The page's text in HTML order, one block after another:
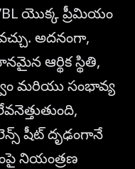
యొక్క ప్రీమియం
అదనంగా,
ఆర్థిక స్థితి,
మరియు సంభావ్య
షీట్ దృఢంగానే
నియంత్రణ